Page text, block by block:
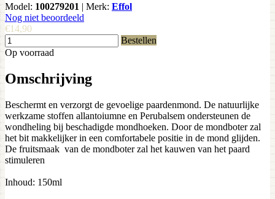
Model: 100279201 | Merk: Effol
Nog niet beoordeeld
€14,90
Bestellen
Op voorraad
Omschrijving
Beschermt en verzorgt de gevoelige paardenmond. De natuurlijke
werkzame stoffen allantoiumne en Perubalsem ondersteunen de
wondheling bij beschadigde mondhoeken. Door de mondboter zal
het bit makkelijker in een comfortabele positie in de mond glijden.
De fruitsmaak van de mondboter zal het kauwen van het paard
stimuleren
Inhoud: 150ml